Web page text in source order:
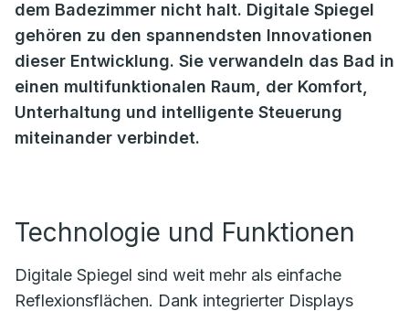
dem Badezimmer nicht halt. Digitale Spiegel
gehören zu den spannendsten Innovationen
dieser Entwicklung. Sie verwandeln das Bad in
einen multifunktionalen Raum, der Komfort,
Unterhaltung und intelligente Steuerung
miteinander verbindet.
Technologie und Funktionen
Digitale Spiegel sind weit mehr als einfache
Reflexionsflächen. Dank integrierter Displays